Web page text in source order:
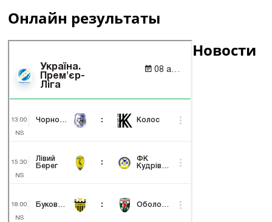
Онлайн результаты
Новости